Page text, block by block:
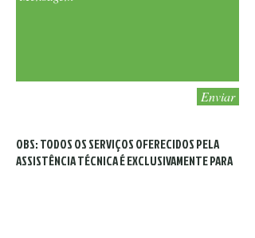
OBS: TODOS OS SERVIÇOS OFERECIDOS PELA
ASSISTÊNCIA TÉCNICA É EXCLUSIVAMENTE PARA
Enviar